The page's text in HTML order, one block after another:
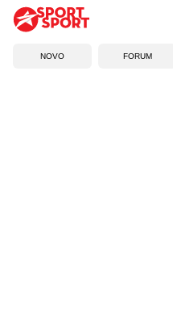
NOVO FORUM